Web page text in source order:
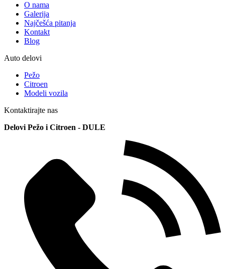
O nama
Galerija
Najčešća pitanja
Kontakt
Blog
Auto delovi
Pežo
Citroen
Modeli vozila
Kontaktirajte nas
Delovi Pežo i Citroen - DULE